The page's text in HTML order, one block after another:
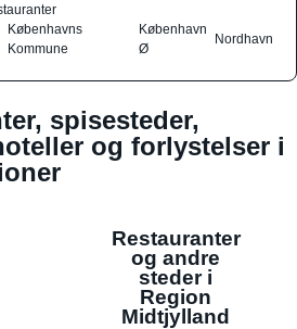
Københavns
Kommune
København
Ø
Nordhavn
spisesteder,
og forlystelser i
Restauranter
og andre
steder i
Region
Midtjylland